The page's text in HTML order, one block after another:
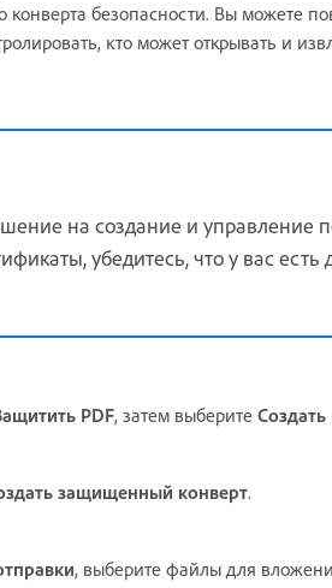
безопасности. Вы можете
кто может открывать и
на создание и управление
убедитесь, что у вас
PDF, затем выберите Создать
защищенный конверт.
, выберите файлы для